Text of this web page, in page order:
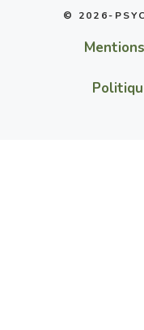
© 2026-